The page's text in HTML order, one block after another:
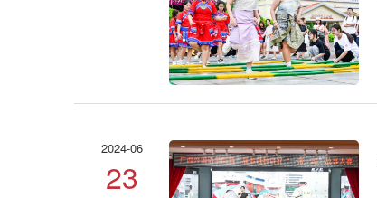
2024-06
23